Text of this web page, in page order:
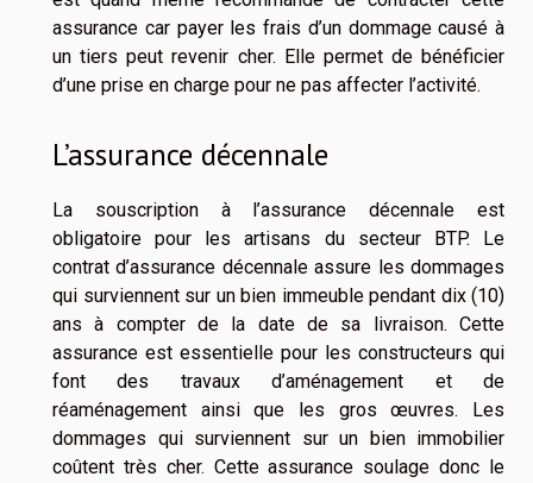
assurance car payer les frais d’un dommage causé à
un tiers peut revenir cher. Elle permet de bénéficier
d’une prise en charge pour ne pas affecter l’activité.
L’assurance décennale
La souscription à l’assurance décennale est
obligatoire pour les artisans du secteur BTP. Le
contrat d’assurance décennale assure les dommages
qui surviennent sur un bien immeuble pendant dix (10)
ans à compter de la date de sa livraison. Cette
assurance est essentielle pour les constructeurs qui
font des travaux d’aménagement et de
réaménagement ainsi que les gros œuvres. Les
dommages qui surviennent sur un bien immobilier
coûtent très cher. Cette assurance soulage donc le